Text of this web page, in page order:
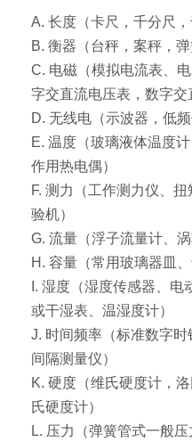
A. 长度（卡尺，千分尺，
B. 衡器（台秤，案秤，弹
C. 电磁（模拟电流表、
字交直流电压表，数字交
D. 无线电（示波器，低频
E. 温度（玻璃液体温度
作用热电偶）
F. 测力（工作测力仪、
验机）
G. 流量（浮子流量计、
H. 容量（常用玻璃器皿
I. 湿度（湿度传感器、
或干湿表、温湿度计）
J. 时间频率（标准数字
间隔测量仪）
K. 硬度（维氏硬度计，
氏硬度计）
L. 压力（弹簧管式一般